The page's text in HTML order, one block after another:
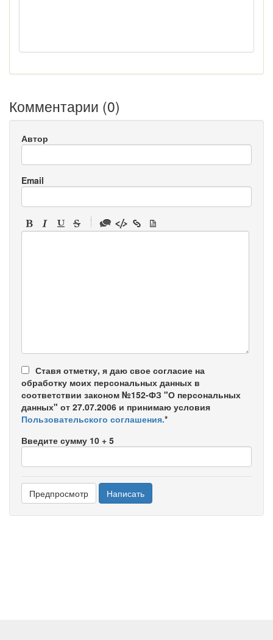
Комментарии (0)
Автор
Email
-
-
Ставя отметку, я даю свое согласие на
обработку моих персональных данных в
соответствии законом №152-ФЗ "О персональных
данных" от 27.07.2006 и принимаю условия
Пользовательского соглашения.*
Введите сумму 10 + 5